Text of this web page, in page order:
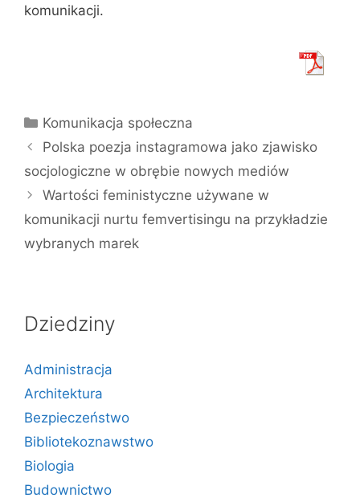
komunikacji.
Kategorie
Komunikacja społeczna
Polska poezja instagramowa jako zjawisko
socjologiczne w obrębie nowych mediów
Wartości feministyczne używane w
komunikacji nurtu femvertisingu na przykładzie
wybranych marek
Dziedziny
Administracja
Architektura
Bezpieczeństwo
Bibliotekoznawstwo
Biologia
Budownictwo